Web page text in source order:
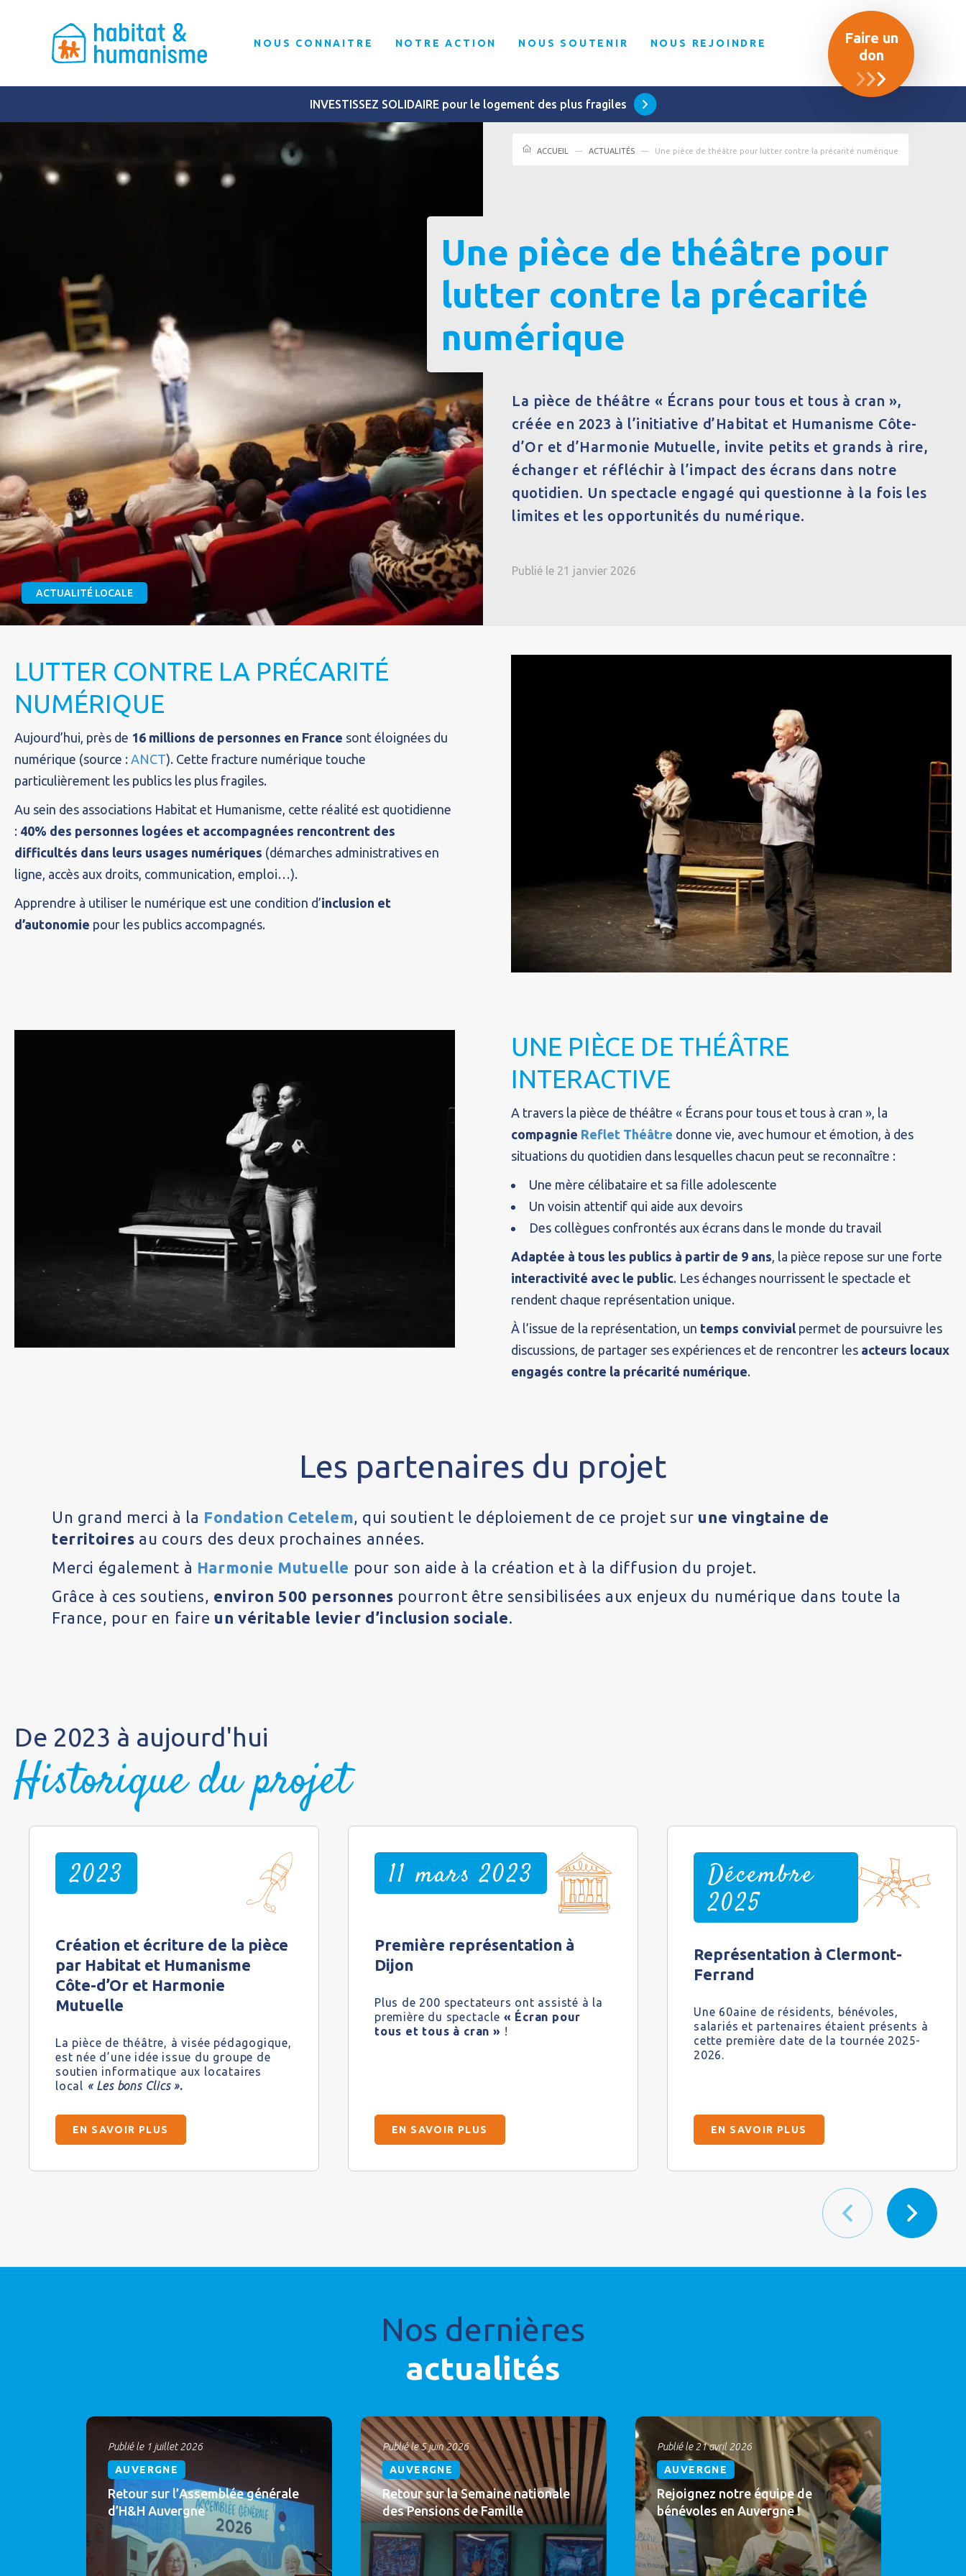
NOUS CONNAITRE NOTRE ACTION NOUS SOUTENIR NOUS REJOINDRE
Faire un
don
INVESTISSEZ SOLIDAIRE pour le logement des plus fragiles
ACTUALITÉ LOCALE
ACCUEIL ACTUALITÉS Une pièce de théâtre pour lutter contre la précarité numérique
Une pièce de théâtre pour
lutter contre la précarité
numérique
La pièce de théâtre « Écrans pour tous et tous à cran »,
créée en 2023 à l’initiative d’Habitat et Humanisme Côte-
d’Or et d’Harmonie Mutuelle, invite petits et grands à rire,
échanger et réfléchir à l’impact des écrans dans notre
quotidien. Un spectacle engagé qui questionne à la fois les
limites et les opportunités du numérique.
Publié le 21 janvier 2026
LUTTER CONTRE LA PRÉCARITÉ
NUMÉRIQUE
Aujourd’hui, près de 16 millions de personnes en France sont éloignées du
numérique (source : ANCT). Cette fracture numérique touche
particulièrement les publics les plus fragiles.
Au sein des associations Habitat et Humanisme, cette réalité est quotidienne
: 40% des personnes logées et accompagnées rencontrent des
difficultés dans leurs usages numériques (démarches administratives en
ligne, accès aux droits, communication, emploi…).
Apprendre à utiliser le numérique est une condition d’inclusion et
d’autonomie pour les publics accompagnés.
UNE PIÈCE DE THÉÂTRE
INTERACTIVE
A travers la pièce de théâtre « Écrans pour tous et tous à cran », la
compagnie Reflet Théâtre donne vie, avec humour et émotion, à des
situations du quotidien dans lesquelles chacun peut se reconnaître :
Une mère célibataire et sa fille adolescente
Un voisin attentif qui aide aux devoirs
Des collègues confrontés aux écrans dans le monde du travail
Adaptée à tous les publics à partir de 9 ans, la pièce repose sur une forte
interactivité avec le public. Les échanges nourrissent le spectacle et
rendent chaque représentation unique.
À l’issue de la représentation, un temps convivial permet de poursuivre les
discussions, de partager ses expériences et de rencontrer les acteurs locaux
engagés contre la précarité numérique.
Les partenaires du projet
Un grand merci à la Fondation Cetelem, qui soutient le déploiement de ce projet sur une vingtaine de
territoires au cours des deux prochaines années.
Merci également à Harmonie Mutuelle pour son aide à la création et à la diffusion du projet.
Grâce à ces soutiens, environ 500 personnes pourront être sensibilisées aux enjeux du numérique dans toute la
France, pour en faire un véritable levier d’inclusion sociale.
De 2023 à aujourd'hui
Historique du projet
2023
Création et écriture de la pièce
par Habitat et Humanisme
Côte-d’Or et Harmonie
Mutuelle
La pièce de théâtre, à visée pédagogique,
est née d’une idée issue du groupe de
soutien informatique aux locataires
local « Les bons Clics ».
EN SAVOIR PLUS
11 mars 2023
Première représentation à
Dijon
Plus de 200 spectateurs ont assisté à la
première du spectacle « Écran pour
tous et tous à cran » !
EN SAVOIR PLUS
Décembre
2025
Représentation à Clermont-
Ferrand
Une 60aine de résidents, bénévoles,
salariés et partenaires étaient présents à
cette première date de la tournée 2025-
2026.
EN SAVOIR PLUS
Nos dernières
actualités
Publié le 1 juillet 2026
AUVERGNE
Retour sur l’Assemblée générale
d’H&H Auvergne
Publié le 5 juin 2026
AUVERGNE
Retour sur la Semaine nationale
des Pensions de Famille
Publié le 21 avril 2026
AUVERGNE
Rejoignez notre équipe de
bénévoles en Auvergne !